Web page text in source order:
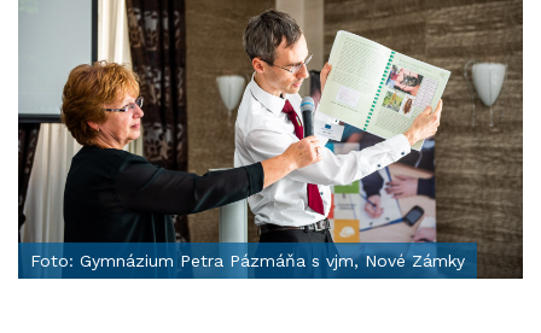
Foto: Gymnázium Petra Pázmáňa s vjm, Nové Zámky